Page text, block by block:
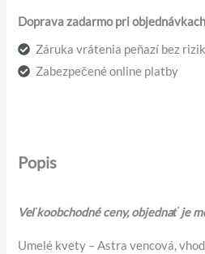
Doprava zadarmo pri
Záruka vrátenia peňazí bez
Zabezpečené online platby
Popis
Veľkoobchodné ceny, objednať je
Umelé kvety – Astra vencová,